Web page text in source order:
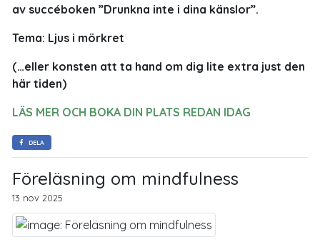
av succéboken ”Drunkna inte i dina känslor”.
Tema: Ljus i mörkret
(…eller konsten att ta hand om dig lite extra just den
här tiden)
LÄS MER OCH BOKA DIN PLATS REDAN IDAG
DELA
Föreläsning om mindfulness
13 nov 2025